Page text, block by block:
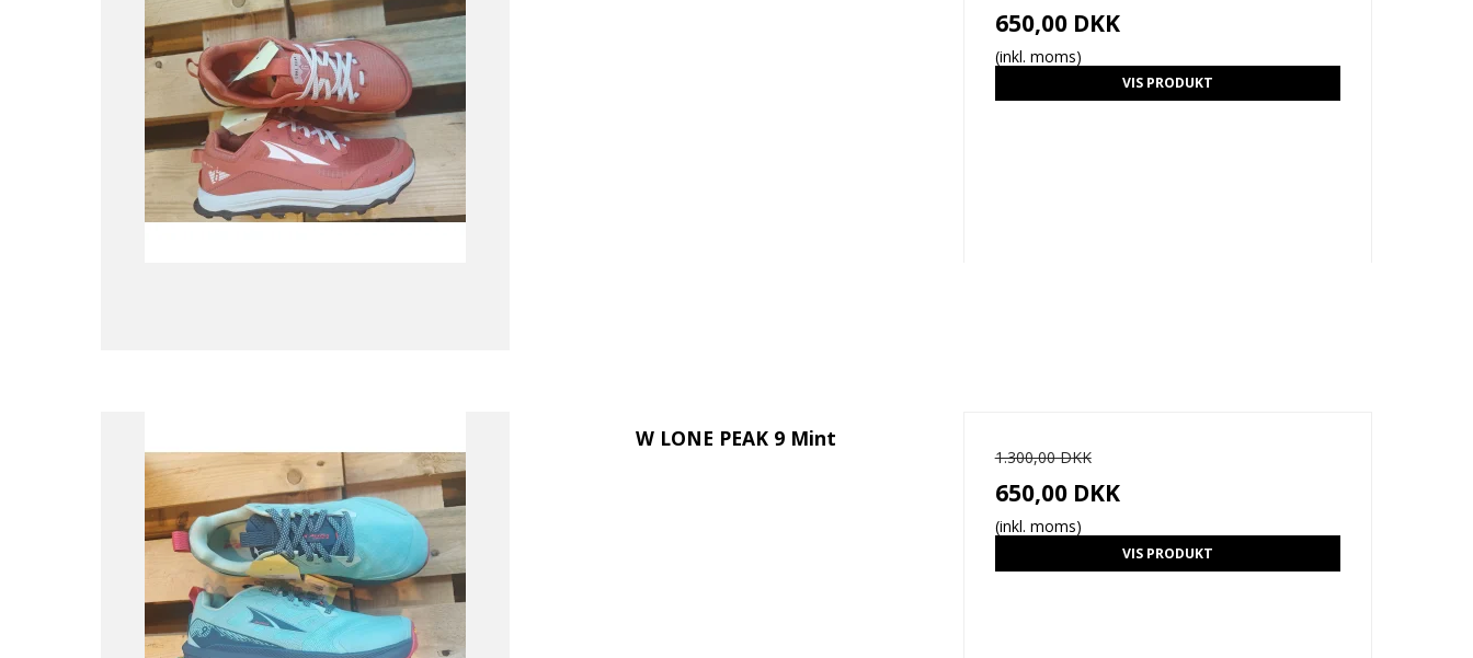
650,00 DKK
(inkl. moms)
VIS PRODUKT
W LONE PEAK 9 Mint
1.300,00 DKK
650,00 DKK
(inkl. moms)
VIS PRODUKT